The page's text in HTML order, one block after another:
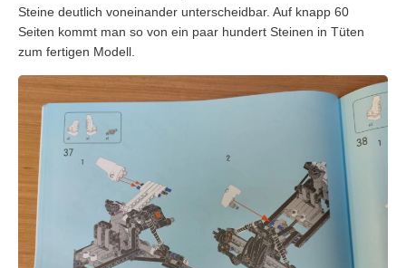
Steine deutlich voneinander unterscheidbar. Auf knapp 60
Seiten kommt man so von ein paar hundert Steinen in Tüten
zum fertigen Modell.